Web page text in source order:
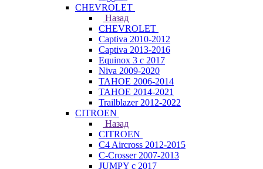
CHEVROLET
Назад
CHEVROLET
Captiva 2010-2012
Captiva 2013-2016
Equinox 3 с 2017
Niva 2009-2020
TAHOE 2006-2014
TAHOE 2014-2021
Trailblazer 2012-2022
CITROEN
Назад
CITROEN
C4 Aircross 2012-2015
C-Crosser 2007-2013
JUMPY с 2017